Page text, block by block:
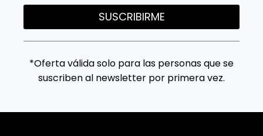
SUSCRIBIRME
*Oferta válida solo para las personas que se
suscriben al newsletter por primera vez.